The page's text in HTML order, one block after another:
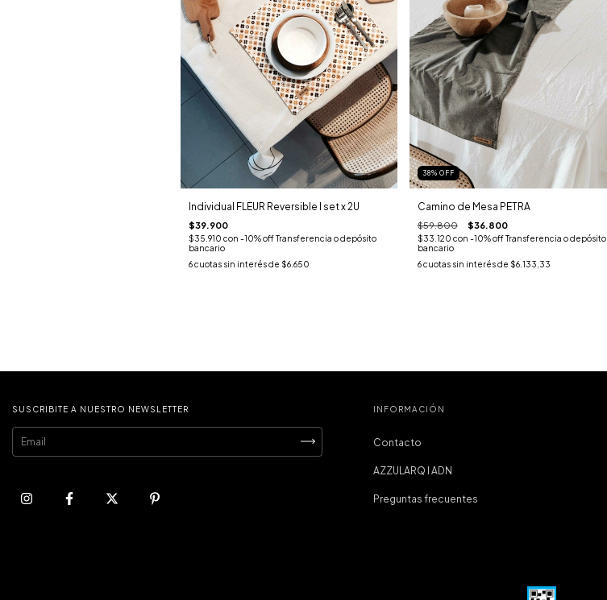
Individual FLEUR Reversible I set x 2U
$39.900
$35.910 con -10% off Transferencia o depósito
bancario
6cuotas sin interés de $6.650
38% OFF
Camino de Mesa PETRA
$59.800 $36.800
$33.120 con -10% off Transferencia o depósito
bancario
6cuotas sin interés de $6.133,33
SUSCRIBITE A NUESTRO NEWSLETTER INFORMACIÓN
Contacto
AZZULARQ I ADN
Preguntas frecuentes